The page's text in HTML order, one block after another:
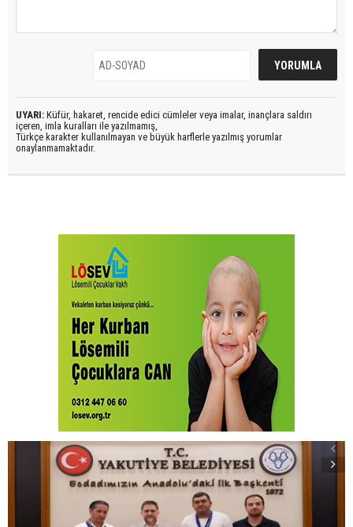
UYARI: Küfür, hakaret, rencide edici cümleler veya imalar, inançlara saldırı
içeren, imla kuralları ile yazılmamış,
Türkçe karakter kullanılmayan ve büyük harflerle yazılmış yorumlar
onaylanmamaktadır.